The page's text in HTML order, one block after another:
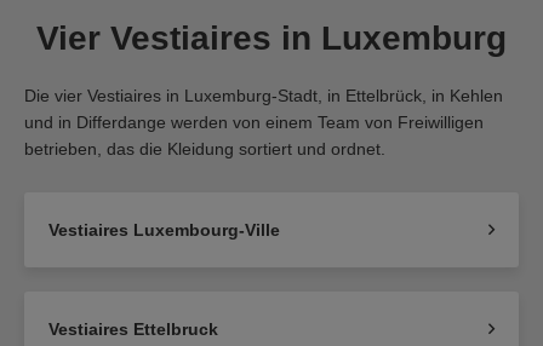
Vier Vestiaires in Luxemburg
Die vier Vestiaires in Luxemburg-Stadt, in Ettelbrück, in Kehlen
und in Differdange werden von einem Team von Freiwilligen
betrieben, das die Kleidung sortiert und ordnet.
Vestiaires Luxembourg-Ville
Vestiaires Ettelbruck